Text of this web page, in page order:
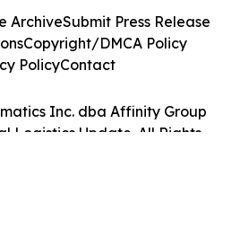
Inc. dba Affinity Group
Logistics Update. All Rights
ArchiveSubmit Press Release
Copyright/DMCA Policy
PolicyContact